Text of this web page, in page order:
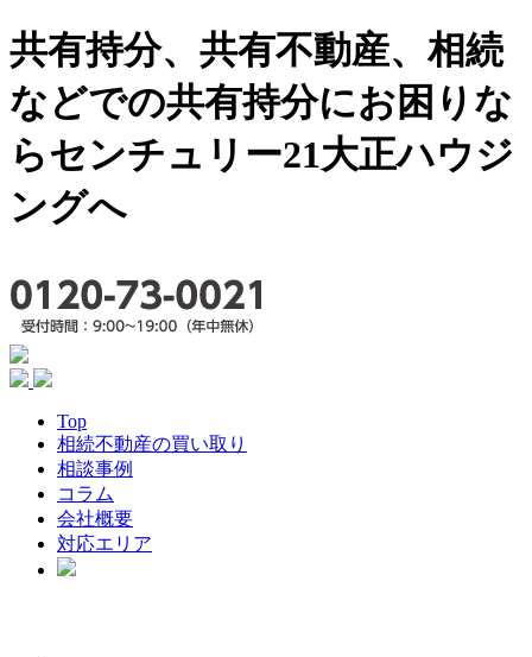
共有持分、共有不動産、相続
などでの共有持分にお困りな
らセンチュリー21大正ハウジ
ングへ
Top
相続不動産の買い取り
相談事例
コラム
会社概要
対応エリア